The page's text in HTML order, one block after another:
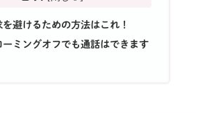
避けるための方法はこれ！
ーミングオフでも通話はできます